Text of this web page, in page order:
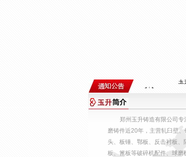
玉
能
高科
郑州玉升铸造有限公司专
磨铸件近20年，主营轧臼壁、
头、板锤、鄂板、反击衬板、
板、篦板等破碎机配件、球磨